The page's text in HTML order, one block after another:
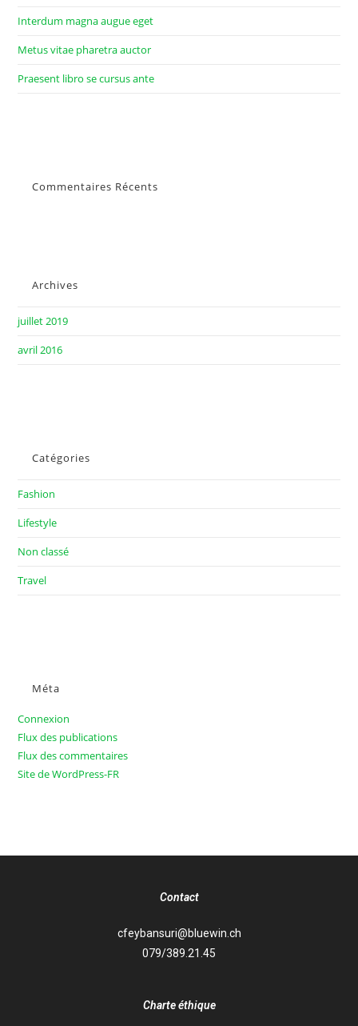
Interdum magna augue eget
Metus vitae pharetra auctor
Praesent libro se cursus ante
Commentaires Récents
Archives
juillet 2019
avril 2016
Catégories
Fashion
Lifestyle
Non classé
Travel
Méta
Connexion
Flux des publications
Flux des commentaires
Site de WordPress-FR
Contact
cfeybansuri@bluewin.ch
079/389.21.45
Charte éthique